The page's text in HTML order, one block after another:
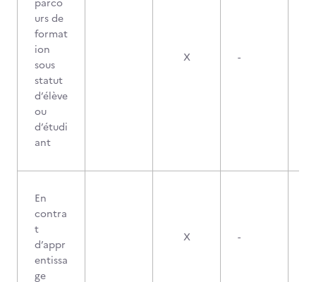
parco
urs de
format
ion
sous
statut
d’élève
ou
d’étudi
ant
X -
En
contra
t
d’appr
entissa
ge
X -